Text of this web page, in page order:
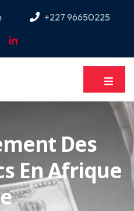
+227 96650225
Des
En Afrique